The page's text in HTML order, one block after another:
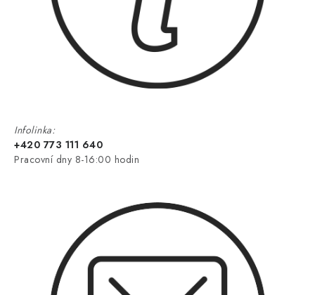
Infolinka:
+420 773 111 640
Pracovní dny 8-16:00 hodin